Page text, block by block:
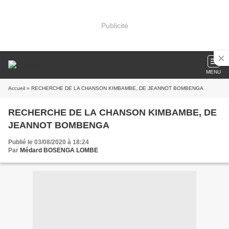
Publicité
MENU
Accueil » RECHERCHE DE LA CHANSON KIMBAMBE, DE JEANNOT BOMBENGA
RECHERCHE DE LA CHANSON KIMBAMBE, DE
JEANNOT BOMBENGA
Publié le 03/08/2020 à 18:24
Par Médard BOSENGA LOMBE